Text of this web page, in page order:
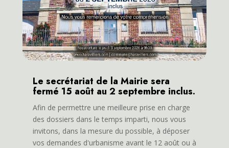
Le secrétariat de la Mairie sera
fermé 15 août au 2 septembre inclus.
Afin de permettre une meilleure prise en charge
des dossiers dans le temps imparti, nous vous
invitons, dans la mesure du possible, à déposer
vos demandes d'urbanisme avant le 12 août ou à